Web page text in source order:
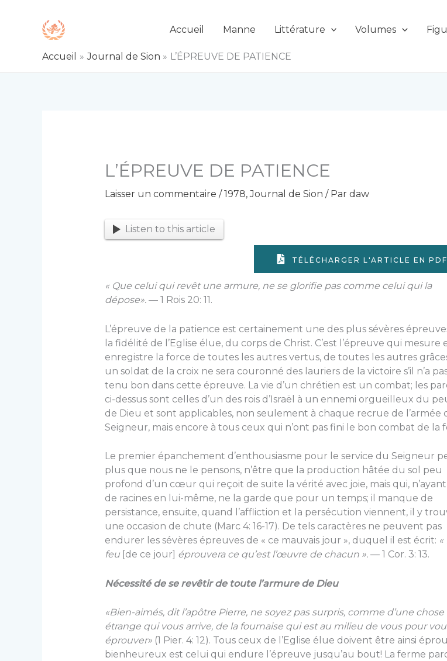
Accueil Manne Littérature Volumes
Accueil Journal de Sion L’ÉPREUVE DE PATIENCE
L’ÉPREUVE DE PATIENCE
Laisser un commentaire / 1978,Journal de Sion / Par daw
Listen to this article
TÉLÉCHARGER L'ARTICLE EN PDF
« Que celui qui revêt une armure, ne se glorifie pas comme celui qui la
dépose».— 1 Rois 20: 11.
L’épreuve de la patience est certainement une des plus sévères
la fidélité de l’Eglise élue, du corps de Christ. C’est l’épreuve qui mesure
enregistre la force de toutes les autres vertus, de toutes les autres
un soldat de la croix ne sera couronné des lauriers de la victoire s’il n’a
tenu bon dans cette épreuve. La vie d’un chrétien est un combat; les
ci-dessus sont celles d’un des rois d’Israël à un ennemi orgueilleux du
de Dieu et sont applicables, non seulement à chaque recrue de l’armée
Seigneur, mais encore à tous ceux qui n’ont pas fini le bon combat de la
Le premier épanchement d’enthousiasme pour le service du Seigneur
plus que nous ne le pensons, n’être que la production hâtée du sol peu
profond d’un cœur qui reçoit de suite la vérité avec joie, mais qui, n’ayant
de racines en lui-même, ne la garde que pour un temps; il manque de
persistance, ensuite, quand l’affliction et la persécution viennent, il y
une occasion de chute (Marc 4: 16-17). De tels caractères ne peuvent pas
endurer les sévères épreuves de « ce mauvais jour », duquel il est écrit: «
feu[de ce jour] éprouvera ce qu’est l’œuvre de chacun ».— 1 Cor. 3: 13.
Nécessité de se revêtir de toute l’armure de Dieu
«Bien-aimés, dit l’apôtre Pierre, ne soyez pas surpris, comme d’une chose
étrange qui vous arrive, de la fournaise qui est au milieu de vous pour
éprouver»(1 Pier. 4: 12). Tous ceux de l’Eglise élue doivent être ainsi
bienheureux est celui qui endure l’épreuve jusqu’au bout! La ferme